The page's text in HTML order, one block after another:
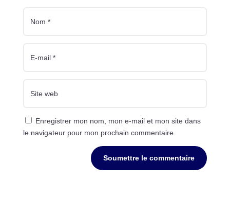
Enregistrer mon nom, mon e-mail et mon site dans
le navigateur pour mon prochain commentaire.
Soumettre le commentaire